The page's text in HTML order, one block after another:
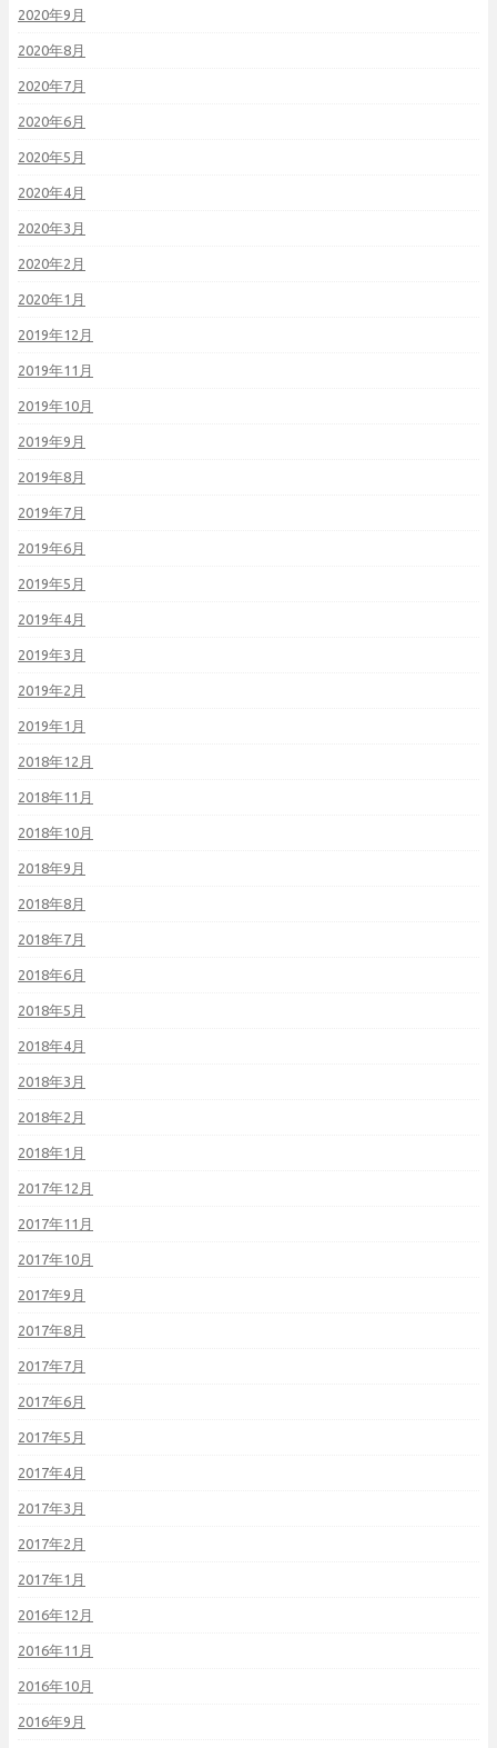
2020年9月
2020年8月
2020年7月
2020年6月
2020年5月
2020年4月
2020年3月
2020年2月
2020年1月
2019年12月
2019年11月
2019年10月
2019年9月
2019年8月
2019年7月
2019年6月
2019年5月
2019年4月
2019年3月
2019年2月
2019年1月
2018年12月
2018年11月
2018年10月
2018年9月
2018年8月
2018年7月
2018年6月
2018年5月
2018年4月
2018年3月
2018年2月
2018年1月
2017年12月
2017年11月
2017年10月
2017年9月
2017年8月
2017年7月
2017年6月
2017年5月
2017年4月
2017年3月
2017年2月
2017年1月
2016年12月
2016年11月
2016年10月
2016年9月